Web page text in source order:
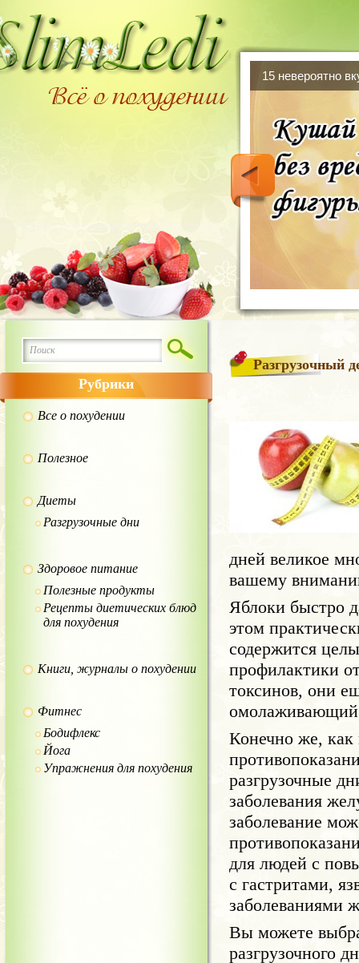
15 невероятно
Рубрики
Все о похудении
Полезное
Диеты
Разгрузочные дни
Здоровое питание
Полезные продукты
Рецепты диетических блюд
для похудения
Книги, журналы о похудении
Фитнес
Бодифлекс
Йога
Упражнения для похудения
Разгрузочный
дней великое
вашему
Яблоки быстро
этом
содержится
профилактики
токсинов, они
омолаживающий
Конечно же,
разгрузочные
заболевания
заболевание
для людей с
с гастритами,
заболеваниями
Вы можете
разгрузочного